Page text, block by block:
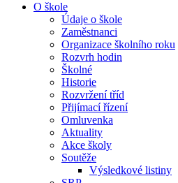
O škole
Údaje o škole
Zaměstnanci
Organizace školního roku
Rozvrh hodin
Školné
Historie
Rozvržení tříd
Přijímací řízení
Omluvenka
Aktuality
Akce školy
Soutěže
Výsledkové listiny